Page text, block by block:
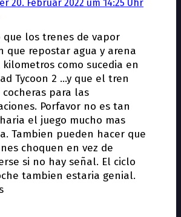
20. Februar 2022 um 14:25 Uhr
que los trenes de vapor
que repostar agua y arena
kilometros como sucedia en
Tycoon 2 …y que el tren
cocheras para las
Porfavor no es tan
haria el juego mucho mas
Tambien pueden hacer que
choquen en vez de
si no hay señal. El ciclo
tambien estaria genial.